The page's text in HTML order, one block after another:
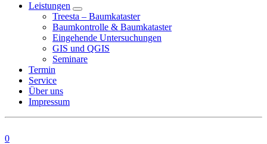
Leistungen
Treesta – Baumkataster
Baumkontrolle & Baumkataster
Eingehende Untersuchungen
GIS und QGIS
Seminare
Termin
Service
Über uns
Impressum
0